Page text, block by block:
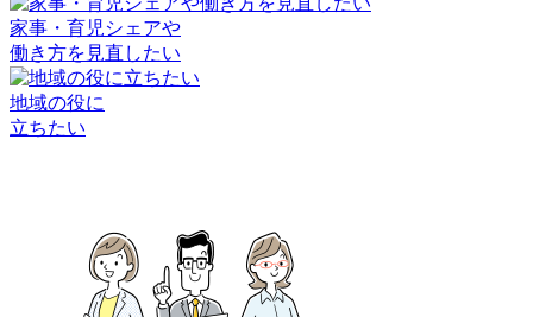
家事・育児シェアや
働き方を見直したい
地域の役に
立ちたい